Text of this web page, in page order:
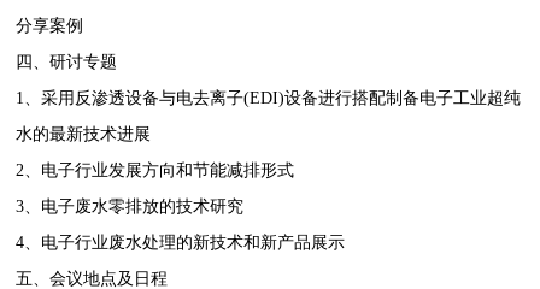
分享案例
四、研讨专题
1、采用反渗透设备与电去离子(EDI)设备进行搭配制备电子工业超纯
水的最新技术进展
2、电子行业发展方向和节能减排形式
3、电子废水零排放的技术研究
4、电子行业废水处理的新技术和新产品展示
五、会议地点及日程